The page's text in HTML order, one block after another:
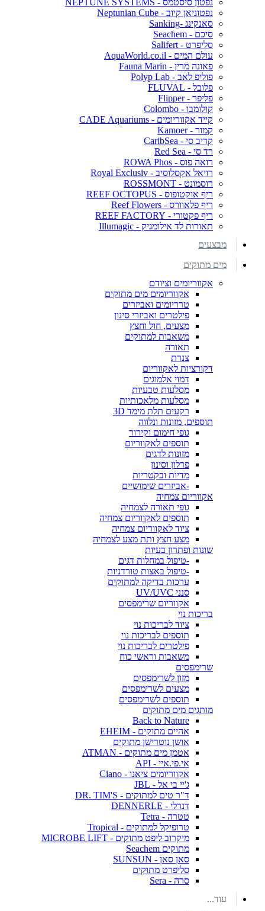
נפטוניאן קיוב - Neptunian Cube
סאנקינג -Sanking
סיכם - Seachem
סליפרט - Salifert
עולם המים - AquaWorld.co.il
פאונה מרין - Fauna Marin
פוליפ לאב - Polyp Lab
פלובל - FLUVAL
פליפר - Flipper
קולומבו - Colombo
קייד אקווריומים - CADE Aquariums
קמור - Kamoer
קריב סי - CaribSea
רד סי - Red Sea
רואה פוס - ROWA Phos
רויאל אקסלוסיב - Royal Exclusiv
רוסמונט - ROSSMONT
ריף אוקטופוס - REEF OCTOPUS
ריף פלאוורס - Reef Flowers
ריף פקטורי - REEF FACTORY
תאורות לד אילומגיק - Illumagic
מבצעים
מים מתוקים
אקווריומים וציודם
אקווריומים מים מתוקים
טרריומים ואביזרים
פילטרים ואביזרי סינון
מצעים, חול וחצץ
משאבות למתוקים
תאורה
צנרת
דקורציות לאקווריום
דמוי אלמוגים
מסלעות טבעיות
מסלעות מלאכותיות
רקעים תלת מימד 3D
תוספים, מזונות ונלווה
גופי חימום וקירור
תוספים לאקווריום
מזונות לדגים
פרלון וסינון
מדיות ובקטריות
-אביזרים שימושיים
אקווריום צמחיה
גופי תאורה לצמחיה
תוספים לאקווריום צמחיה
ציוד לאקווריום צמחיה
מצע חצץ ותת מצע לצמחיה
שונות ופתרון בעיות
-טיפול במחלות דגים
-טיפול באצות טורדניות
ערכות בדיקה למתוקים
סנני UV/UVC
אקווריום שרימפסים
בריכות נוי
ציוד לבריכות נוי
תוספים לבריכות נוי
פילטרים לבריכות נוי
משאבות וראשי כוח
שרימפסים
מזון לשרימפסים
מצעים לשרימפסים
תוספים לשרימפסים
מותגים מים מתוקים
Back to Nature
אהיים מתוקים - EHEIM
אושן נוטרישן מתוקים
אטמן מים מתוקים - ATMAN
אי.פי.איי - API
אקווריומים ציאנו - Ciano
ג'יי בי אל - JBL
ד"ר טים למתוקים - DR. TIM'S
דנרלי - DENNERLE
טטרה - Tetra
טרופיקל למתוקים - Tropical
מיקרוב ליפט מתוקים - MICROBE LIFT
מתוקים Seachem
סאן סאן - SUNSUN
סליפרט מתוקים
סרה - Sera
עוד...